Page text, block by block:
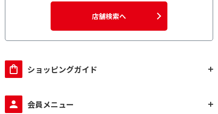
店舗検索へ
ショッピングガイド
会員メニュー